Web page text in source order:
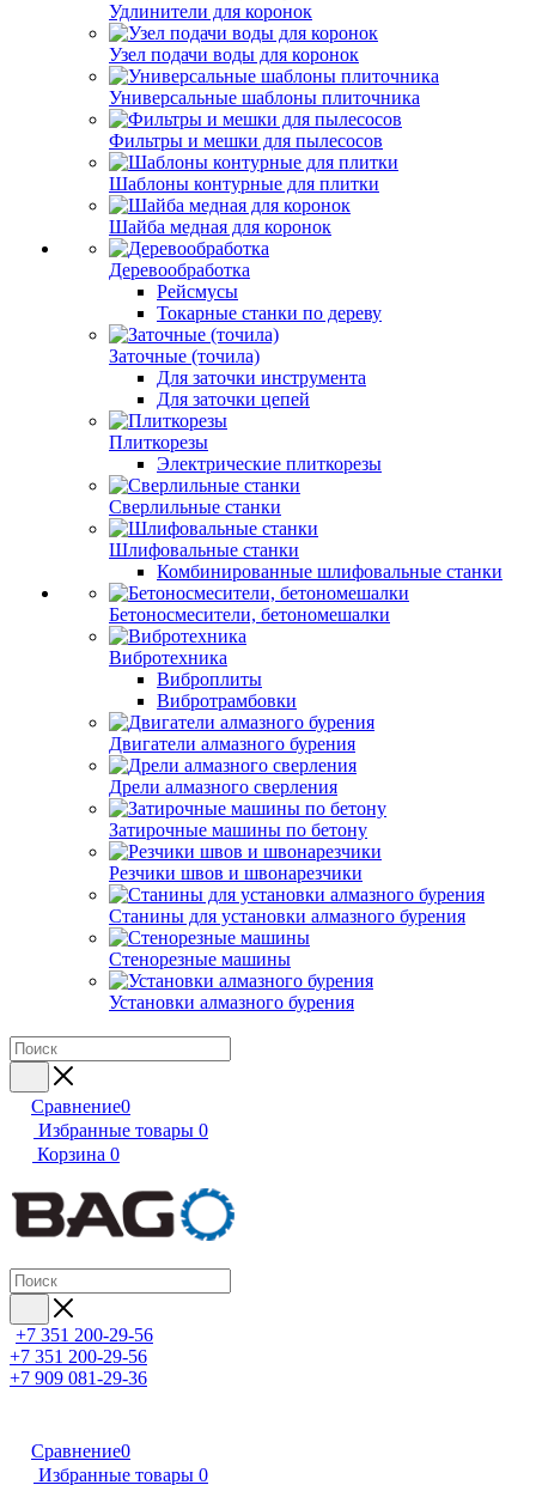
Удлинители для коронок
Узел подачи воды для коронок
Универсальные шаблоны плиточника
Фильтры и мешки для пылесосов
Шаблоны контурные для плитки
Шайба медная для коронок
Деревообработка
Рейсмусы
Токарные станки по дереву
Заточные (точила)
Для заточки инструмента
Для заточки цепей
Плиткорезы
Электрические плиткорезы
Сверлильные станки
Шлифовальные станки
Комбинированные шлифовальные станки
Бетоносмесители, бетономешалки
Вибротехника
Виброплиты
Вибротрамбовки
Двигатели алмазного бурения
Дрели алмазного сверления
Затирочные машины по бетону
Резчики швов и швонарезчики
Станины для установки алмазного бурения
Стенорезные машины
Установки алмазного бурения
Сравнение0
Избранные товары 0
Корзина 0
+7 351 200-29-56
+7 351 200-29-56
+7 909 081-29-36
Сравнение0
Избранные товары 0